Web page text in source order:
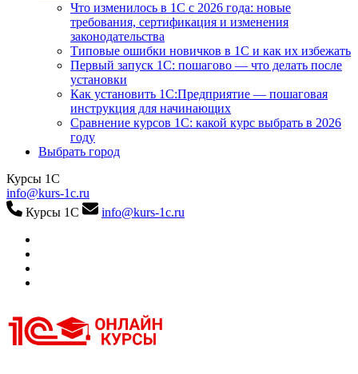
Что изменилось в 1С с 2026 года: новые
требования, сертификация и изменения
законодательства
Типовые ошибки новичков в 1С и как их избежать
Первый запуск 1С: пошагово — что делать после
установки
Как установить 1С:Предприятие — пошаговая
инструкция для начинающих
Сравнение курсов 1С: какой курс выбрать в 2026
году
Выбрать город
Курсы 1С
info@kurs-1c.ru
Курсы 1С
info@kurs-1c.ru